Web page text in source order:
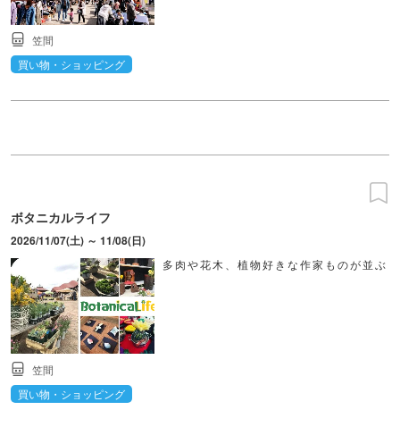
笠間
買い物・ショッピング
ボタニカルライフ
2026/11/07(土) ～ 11/08(日)
多肉や花木、植物好きな作家ものが並ぶ
笠間
買い物・ショッピング